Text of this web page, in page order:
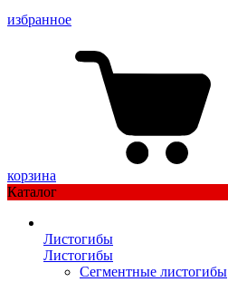
избранное
корзина
Каталог
Листогибы
Листогибы
Сегментные листогибы